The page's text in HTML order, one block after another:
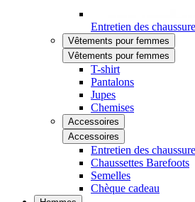
Entretien des
Vêtements pour femmes
Vêtements pour femmes
T-shirt
Pantalons
Jupes
Chemises
Accessoires
Accessoires
Entretien des
Chaussettes Barefoots
Semelles
Chèque cadeau